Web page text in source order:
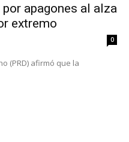
apagones al alza
extremo
0
(PRD) afirmó que la